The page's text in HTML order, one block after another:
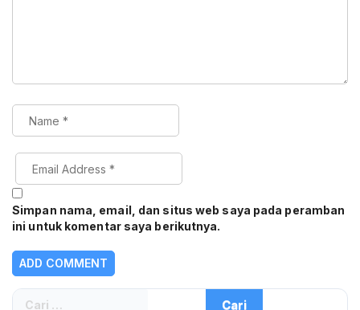
Simpan nama, email, dan situs web saya pada peramban
ini untuk komentar saya berikutnya.
Cari